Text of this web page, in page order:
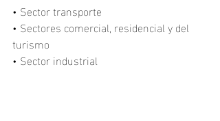
• Sector transporte
• Sectores comercial, residencial y del
turismo
• Sector industrial